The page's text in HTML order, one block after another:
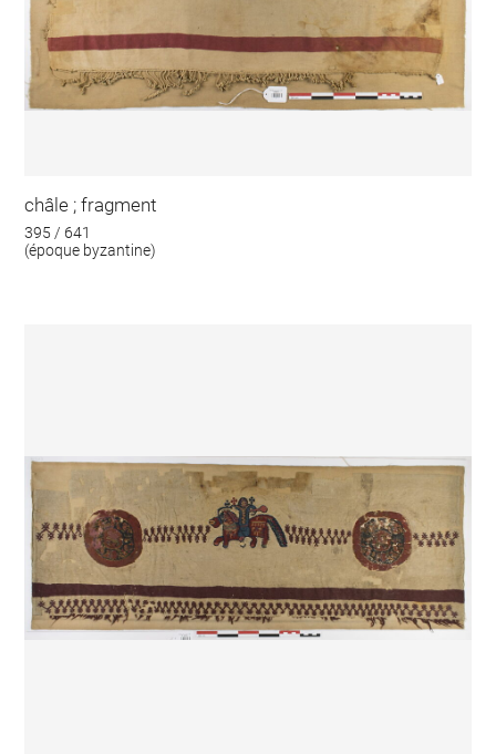
châle ; fragment
395 / 641
(époque byzantine)